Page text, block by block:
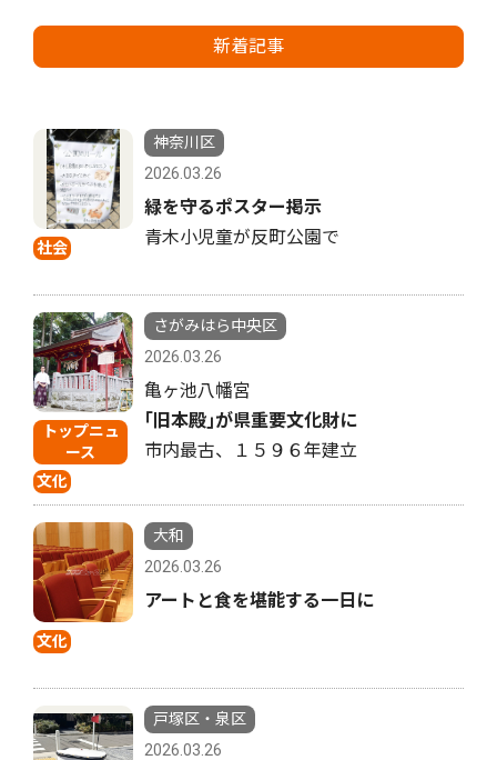
新着記事
社会
神奈川区
2026.03.26
緑を守るポスター掲示
青木小児童が反町公園で
トップニュ
ース
文化
さがみはら中央区
2026.03.26
亀ヶ池八幡宮
｢旧本殿｣が県重要文化財に
市内最古、１５９６年建立
文化
大和
2026.03.26
アートと食を堪能する一日に
戸塚区・泉区
2026.03.26